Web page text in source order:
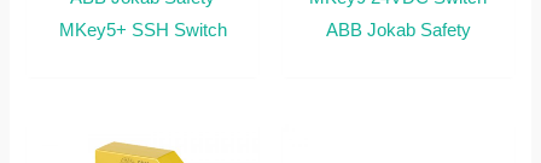
MKey5+ SSH Switch
ABB Jokab Safety